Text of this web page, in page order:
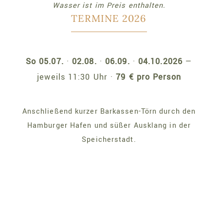
Wasser ist im Preis enthalten.
TERMINE 2026
So 05.07. · 02.08. · 06.09. · 04.10.2026—
jeweils 11:30 Uhr ·79 € pro Person
Anschließend kurzer Barkassen-Törn durch den
Hamburger Hafen und süßer Ausklang in der
Speicherstadt.